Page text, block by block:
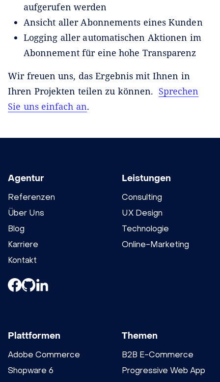
aufgerufen werden
Ansicht aller Abonnements eines Kunden
Logging aller automatischen Aktionen im
Abonnement für eine hohe Transparenz
Wir freuen uns, das Ergebnis mit Ihnen in
Ihren Projekten teilen zu können. Sprechen
Sie uns einfach an.
Agentur
Referenzen
Über Uns
Blog
Karriere
Kontakt
Leistungen
Consulting
UX Design
Technologie
Online-Marketing
Plattformen
Adobe Commerce
Shopware 6
Themen
B2B E-Commerce
Progressive Web App